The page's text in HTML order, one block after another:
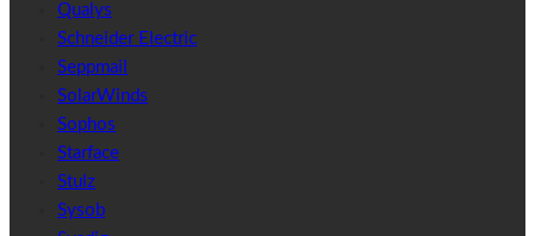
Qualys
Schneider Electric
Seppmail
SolarWinds
Sophos
Starface
Stulz
Sysob